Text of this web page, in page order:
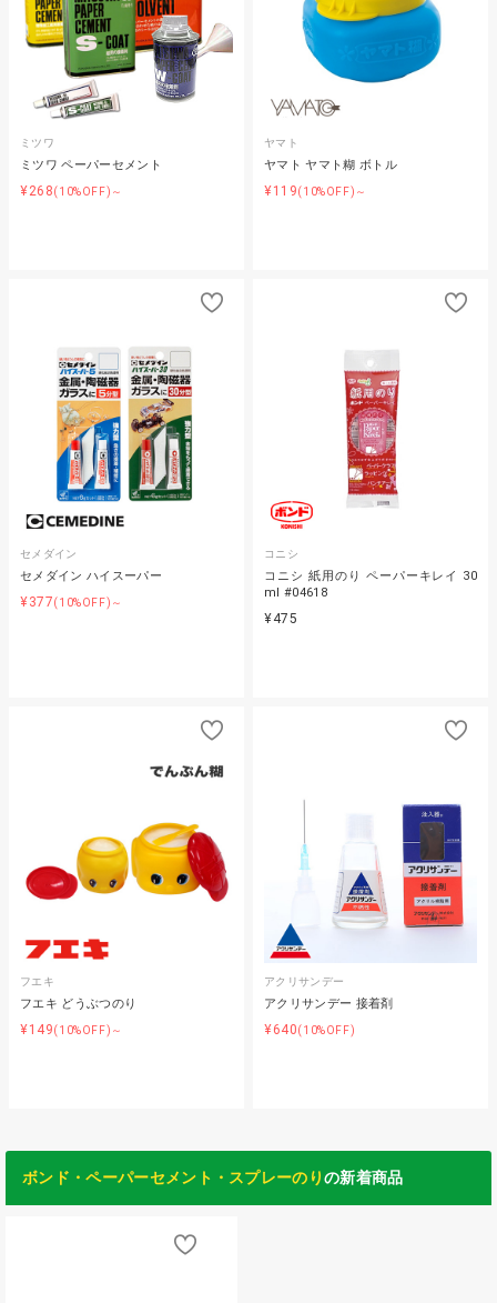
ミツワ
ミツワ ペーパーセメント
¥268(10%OFF)～
ヤマト
ヤマト ヤマト糊 ボトル
¥119(10%OFF)～
セメダイン
セメダイン ハイスーパー
¥377(10%OFF)～
コニシ
コニシ 紙用のり ペーパーキレイ 30
ml #04618
¥475
フエキ
フエキ どうぶつのり
¥149(10%OFF)～
アクリサンデー
アクリサンデー 接着剤
¥640(10%OFF)
ボンド・ペーパーセメント・スプレーのりの新着商品